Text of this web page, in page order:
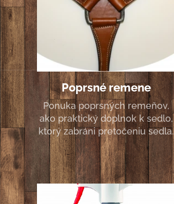
Poprsné remene
Ponuka poprsných remeňov,
ako praktický doplnok k sedlo,
ktorý zabráni pretočeniu sedla.